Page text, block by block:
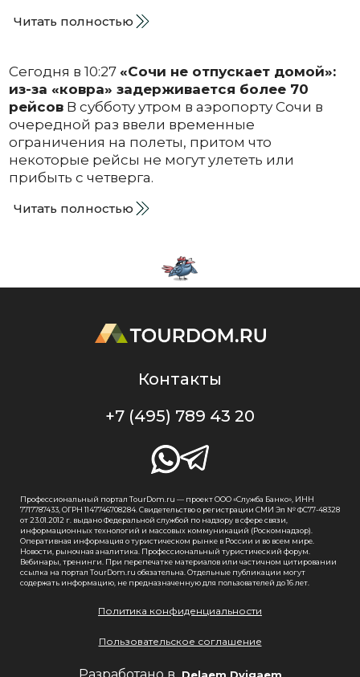
Читать полностью
Сегодня в 10:27 «Сочи не отпускает домой»:
из-за «ковра» задерживается более 70
рейсовВ субботу утром в аэропорту Сочи в
очередной раз ввели временные
ограничения на полеты, притом что
некоторые рейсы не могут улететь или
прибыть с четверга.
Читать полностью
Контакты
+7 (495) 789 43 20
Профессиональный портал TourDom.ru — проект ООО «Служба Банко», ИНН
7717787433, ОГРН 1147746708284. Свидетельство о регистрации СМИ Эл № ФС77-48328
от 23.01.2012 г. выдано Федеральной службой по надзору в сфере связи,
информационных технологий и массовых коммуникаций (Роскомнадзор).
Оперативная информация о туристическом рынке в России и во всем мире.
Новости, рыночная аналитика. Профессиональный туристический форум.
Вебинары, тренинги. При перепечатке материалов или частичном цитировании
ссылка на портал TourDom.ru обязательна. Отдельные публикации могут
содержать информацию, не предназначенную для пользователей до 16 лет.
Политика конфиденциальности
Пользовательское соглашение
Разработано в Delaem Dvigaem